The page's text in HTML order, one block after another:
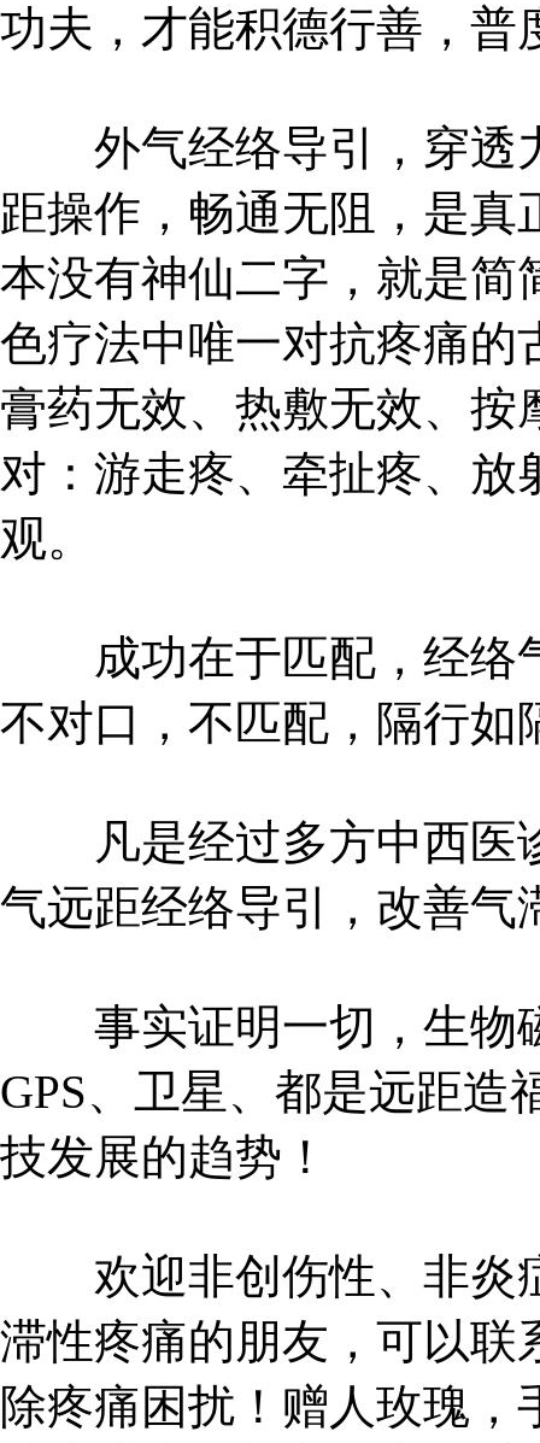
功夫，才能积德行善，普
外气经络导引，穿透
距操作，畅通无阻，是
本没有神仙二字，就是简
色疗法中唯一对抗疼痛的
膏药无效、热敷无效、按
对：游走疼、牵扯疼、
观。
成功在于匹配，经络
不对口，不匹配，隔行如
凡是经过多方中西医
气远距经络导引，改善气
事实证明一切，生物
GPS、卫星、都是远距造
技发展的趋势！
欢迎非创伤性、非炎
滞性疼痛的朋友，可以联
除疼痛困扰！赠人玫瑰